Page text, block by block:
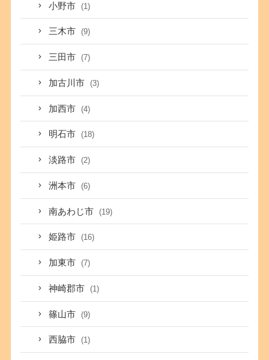
小野市 (1)
三木市 (9)
三田市 (7)
加古川市 (3)
加西市 (4)
明石市 (18)
淡路市 (2)
洲本市 (6)
南あわじ市 (19)
姫路市 (16)
加東市 (7)
神崎郡市 (1)
篠山市 (9)
西脇市 (1)